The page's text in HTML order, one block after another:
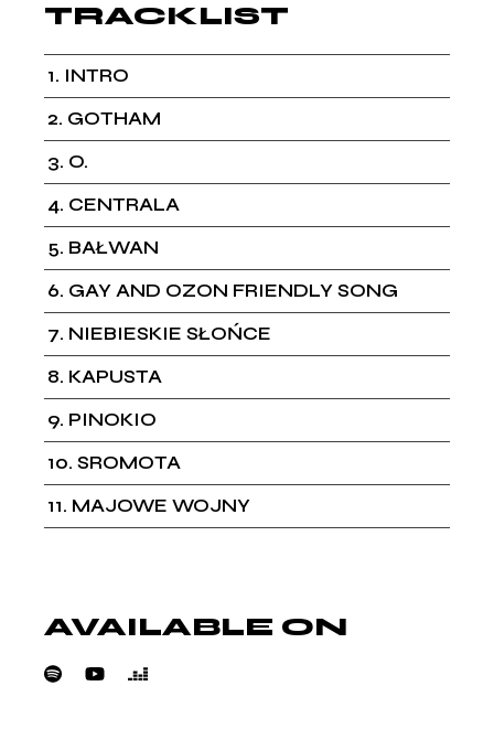
TRACKLIST
1 INTRO
2 GOTHAM
3 O.
4 CENTRALA
5 BAŁWAN
6 GAY AND OZON FRIENDLY SONG
7 NIEBIESKIE SŁOŃCE
8 KAPUSTA
9 PINOKIO
10 SROMOTA
11 MAJOWE WOJNY
AVAILABLE ON